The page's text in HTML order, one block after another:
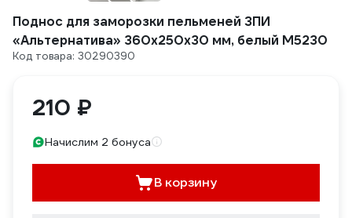
Поднос для заморозки пельменей ЗПИ
«Альтернатива» 360x250x30 мм, белый М5230
Код товара: 30290390
210 ₽
Начислим 2 бонуса
В корзину